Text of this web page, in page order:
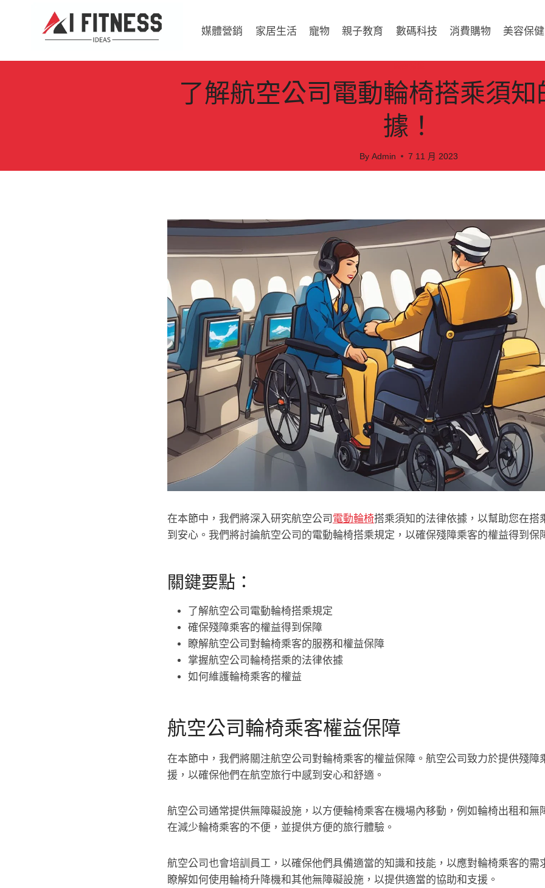
媒體營銷 家居生活 寵物 親子教育 數碼科技 消費購物 美容保健
了解航空公司電動輪椅搭乘須
據！
By Admin 7 11 月 2023
在本節中，我們將深入研究航空公司 電動輪椅搭乘須知的法律依據，以幫助您在搭
到安心。我們將討論航空公司的電動輪椅搭乘規定，以確保殘障乘客的權益得到保
關鍵要點：
了解航空公司電動輪椅搭乘規定
確保殘障乘客的權益得到保障
瞭解航空公司對輪椅乘客的服務和權益保障
掌握航空公司輪椅搭乘的法律依據
如何維護輪椅乘客的權益
航空公司輪椅乘客權益保障
在本節中，我們將關注航空公司對輪椅乘客的權益保障。航空公司致力於提供殘障
援，以確保他們在航空旅行中感到安心和舒適。
航空公司通常提供無障礙設施，以方便輪椅乘客在機場內移動，例如輪椅出租和無
在減少輪椅乘客的不便，並提供方便的旅行體驗。
航空公司也會培訓員工，以確保他們具備適當的知識和技能，以應對輪椅乘客的需
瞭解如何使用輪椅升降機和其他無障礙設施，以提供適當的協助和支援。